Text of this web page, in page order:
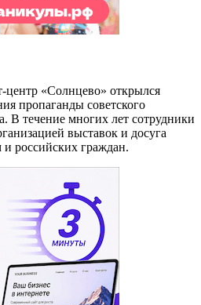
«Солнцево» открылся
пропаганды советского
В течение многих лет сотрудники
выставок и досуга
и российских граждан.